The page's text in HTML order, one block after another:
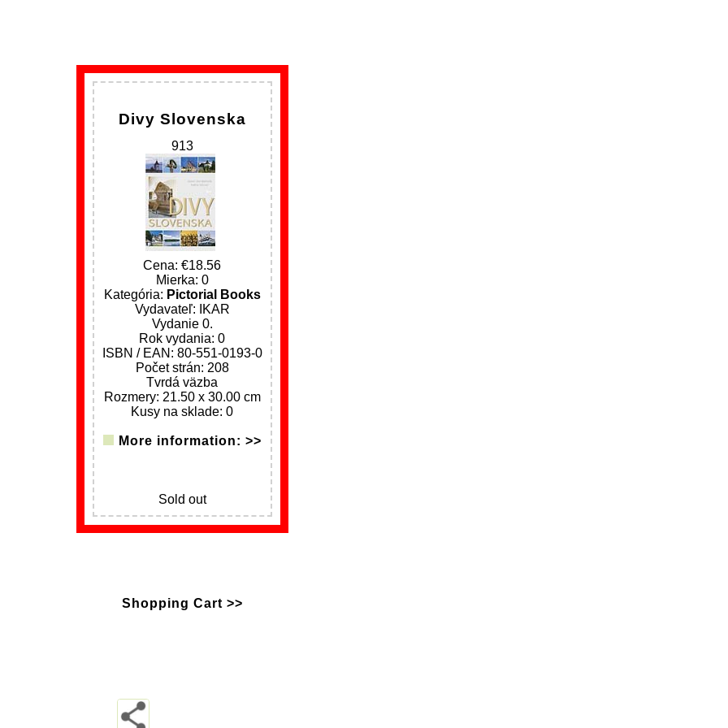
Divy Slovenska
913
Cena:
18.56
Mierka: 0
Kategória: Pictorial Books
Vydavateľ: IKAR
Vydanie 0.
Rok vydania: 0
ISBN / EAN: 80-551-0193-0
Počet strán: 208
Tvrdá väzba
Rozmery: 21.50 x 30.00 cm
Kusy na sklade: 0
More information: >>
Sold out
Shopping Cart >>